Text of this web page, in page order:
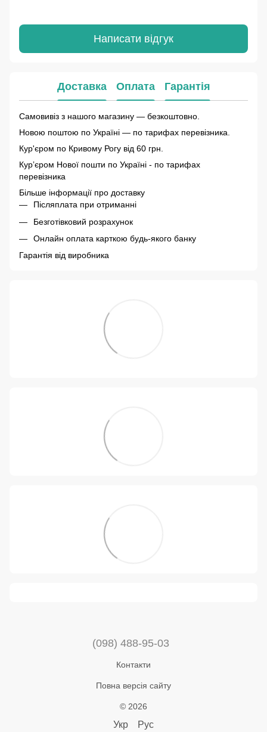
Написати відгук
Доставка Оплата Гарантія
Самовивіз з нашого магазину — безкоштовно.
Новою поштою по Україні — по тарифах перевізника.
Кур'єром по Кривому Рогу від 60 грн.
Курʼєром Нової пошти по Україні - по тарифах
перевізника
Більше інформації про доставку
Післяплата при отриманні
Безготівковий розрахунок
Онлайн оплата карткою будь-якого банку
Гарантія від виробника
(098) 488-95-03
Контакти
Повна версія сайту
© 2026
Укр Рус